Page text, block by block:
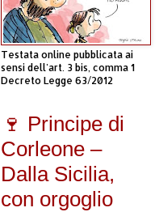
Testata online pubblicata ai
sensi dell'art. 3 bis, comma 1
Decreto Legge 63/2012
🍷 Principe di
Corleone –
Dalla Sicilia,
con orgoglio